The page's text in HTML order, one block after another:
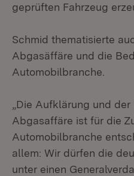
geprüften Fahrzeug
Schmid thematisierte
Abgasäffäre und die
Automobilbranche.
„Die Aufklärung und
Abgasaffäre ist für die
Automobilbranche
allem: Wir dürfen die
unter einen